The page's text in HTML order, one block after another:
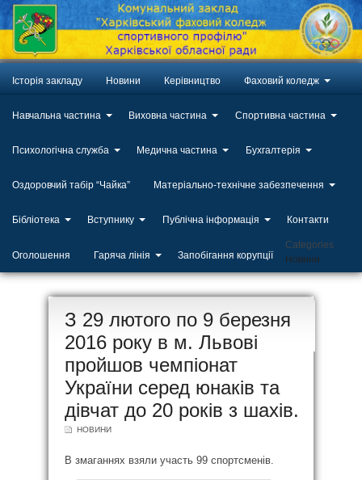
Історія закладу Новини Керівництво Фаховий коледж
Навчальна частина Виховна частина Спортивна частина
Психологічна служба Медична частина Бухгалтерія
Оздоровчий табір “Чайка” Матеріально-технічне забезпечення
Бібліотека Вступнику Публічна інформація Контакти
Оголошення Гаряча лінія Запобігання корупції
Categories
Новини
20
З 29 лютого по 9 березня
2016 року в м. Львові
пройшов чемпіонат
України серед юнаків та
дівчат до 20 років з шахів.
НОВИНИ
В змаганнях взяли участь 99 спортсменів.